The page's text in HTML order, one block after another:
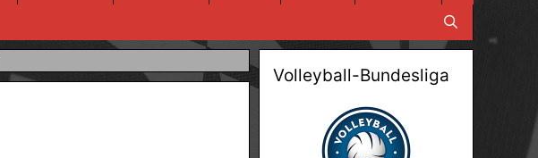
Volleyball-Bundesliga